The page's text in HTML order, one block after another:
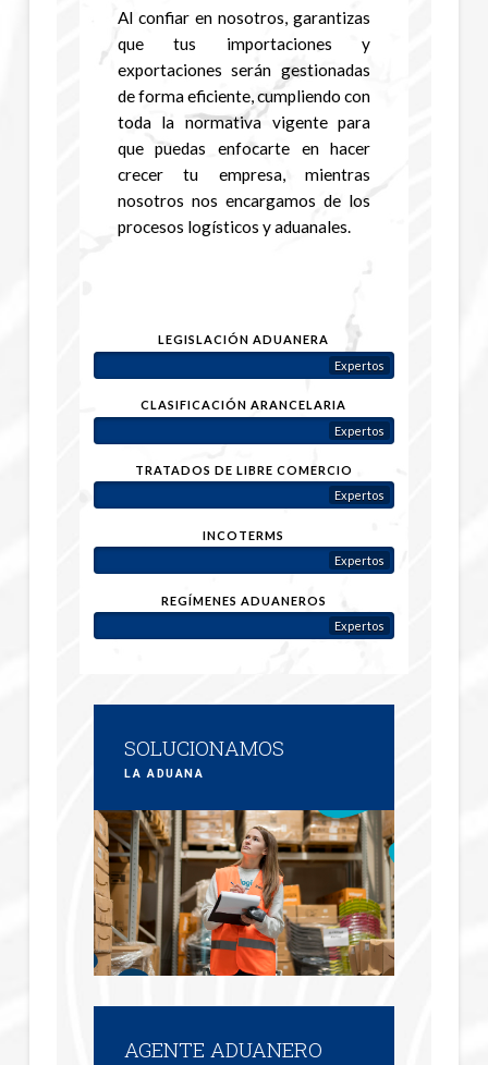
Al confiar en nosotros, garantizas
que tus importaciones y
exportaciones serán gestionadas
de forma eficiente, cumpliendo con
toda la normativa vigente para
que puedas enfocarte en hacer
crecer tu empresa, mientras
nosotros nos encargamos de los
procesos logísticos y aduanales.
LEGISLACIÓN ADUANERA
Expertos
CLASIFICACIÓN ARANCELARIA
Expertos
TRATADOS DE LIBRE COMERCIO
Expertos
INCOTERMS
Expertos
REGÍMENES ADUANEROS
Expertos
SOLUCIONAMOS
LA ADUANA
AGENTE ADUANERO